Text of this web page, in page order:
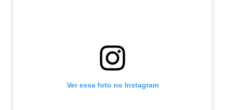
Ver essa foto no Instagram